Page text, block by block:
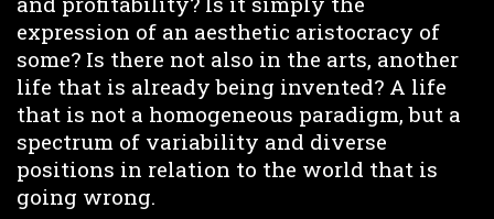
expression of an aesthetic aristocracy of
some? Is there not also in the arts, another
life that is already being invented? A life
that is not a homogeneous paradigm, but a
spectrum of variability and diverse
positions in relation to the world that is
going wrong.